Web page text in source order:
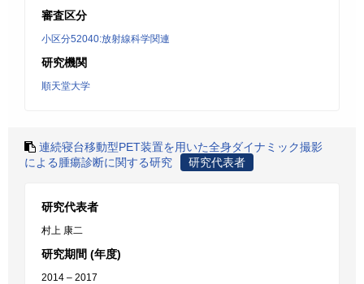
審査区分
小区分52040:放射線科学関連
研究機関
順天堂大学
連続寝台移動型PET装置を用いた全身ダイナミック撮影
による腫瘍診断に関する研究
研究代表者
研究代表者
村上 康二
研究期間 (年度)
2014 – 2017